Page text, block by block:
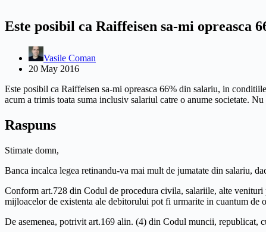
Este posibil ca Raiffeisen sa-mi
Vasile Coman
20 May 2016
Este posibil ca Raiffeisen sa-mi opreasca 66% din salariu, in
acum a trimis toata suma inclusiv salariul catre o anume societate.
Raspuns
Stimate domn,
Banca incalca legea retinandu-va mai mult de jumatate din salariu,
Conform art.728 din Codul de procedura civila, salariile, alte venituri
mijloacelor de existenta ale debitorului pot fi urmarite in cuantum de
De asemenea, potrivit art.169 alin. (4) din Codul muncii, republicat,